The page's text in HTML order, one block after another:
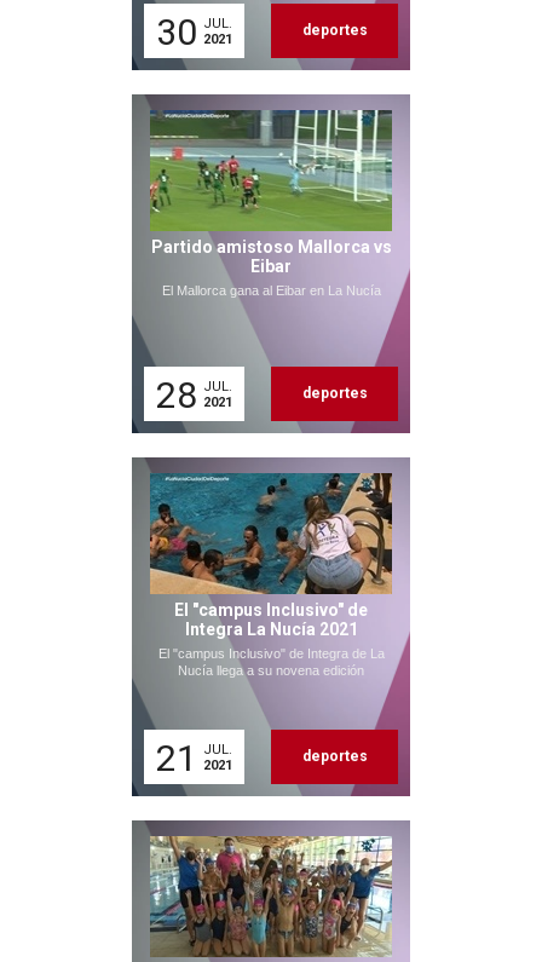
30 JUL.
2021
deportes
Partido amistoso Mallorca vs
Eibar
El Mallorca gana al Eibar en La Nucía
28 JUL.
2021
deportes
El "campus Inclusivo" de
Integra La Nucía 2021
El "campus Inclusivo" de Integra de La
Nucía llega a su novena edición
21
JUL.
2021
deportes